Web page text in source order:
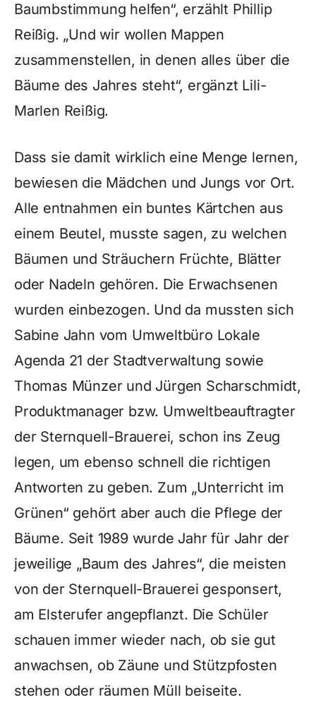
Baumbstimmung helfen“, erzählt Phillip
Reißig. „Und wir wollen Mappen
zusammenstellen, in denen alles über die
Bäume des Jahres steht“, ergänzt Lili-
Marlen Reißig.
Dass sie damit wirklich eine Menge lernen,
bewiesen die Mädchen und Jungs vor Ort.
Alle entnahmen ein buntes Kärtchen aus
einem Beutel, musste sagen, zu welchen
Bäumen und Sträuchern Früchte, Blätter
oder Nadeln gehören. Die Erwachsenen
wurden einbezogen. Und da mussten sich
Sabine Jahn vom Umweltbüro Lokale
Agenda 21 der Stadtverwaltung sowie
Thomas Münzer und Jürgen Scharschmidt,
Produktmanager bzw. Umweltbeauftragter
der Sternquell-Brauerei, schon ins Zeug
legen, um ebenso schnell die richtigen
Antworten zu geben. Zum „Unterricht im
Grünen“ gehört aber auch die Pflege der
Bäume. Seit 1989 wurde Jahr für Jahr der
jeweilige „Baum des Jahres“, die meisten
von der Sternquell-Brauerei gesponsert,
am Elsterufer angepflanzt. Die Schüler
schauen immer wieder nach, ob sie gut
anwachsen, ob Zäune und Stützpfosten
stehen oder räumen Müll beiseite.